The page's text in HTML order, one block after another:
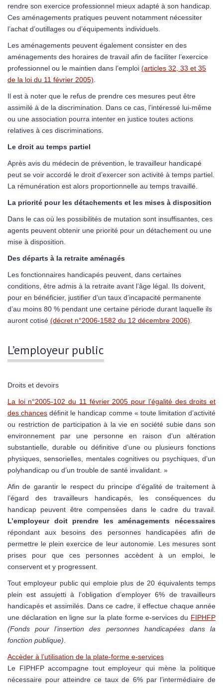
rendre son exercice professionnel mieux adapté à son handicap.
Ces aménagements pratiques peuvent notamment nécessiter
l’achat d’outillages ou d’équipements individuels.
Les aménagements peuvent également consister en des
aménagements des horaires de travail afin de faciliter l’exercice
professionnel ou le maintien dans l’emploi (articles 32, 33 et 35
de la loi du 11 février 2005)
Il est à noter que le refus de prendre ces mesures peut être
assimilé à de la discrimination. Dans ce cas, l’intéressé lui-même
ou une association pourra intenter en justice toutes actions
relatives à ces discriminations.
Le droit au temps partiel
Après avis du médecin de prévention, le travailleur handicapé
peut se voir accordé le droit d’exercer son activité à temps partiel.
La rémunération est alors proportionnelle au temps travaillé.
La priorité pour les détachements et les mises à disposition
Dans le cas où les possibilités de mutation sont insuffisantes, ces
agents peuvent obtenir une priorité pour un détachement ou une
mise à disposition.
Des départs à la retraite aménagés
Les fonctionnaires handicapés peuvent, dans certaines
conditions, être admis à la retraite avant l’âge légal. Ils doivent,
pour en bénéficier, justifier d’un taux d’incapacité permanente
d’au moins 80 % pendant une certaine période durant laquelle ils
auront cotisé (décret n°2006-1582 du 12 décembre 2006)
L’employeur public
Droits et devoirs
La loi n°2005-102 du 11 février 2005 pour l’égalité des droits et
des chances définit le handicap comme « toute limitation d’activité
ou restriction de participation à la vie en société subie dans son
environnement par une personne en raison d’un altération
substantielle, durable ou définitive d’une ou plusieurs fonctions
physiques, sensorielles, mentales cognitives ou psychiques, d’un
polyhandicap ou d’un trouble de santé invalidant. »
Afin de garantir le respect du principe d’égalité de traitement à
l’égard des travailleurs handicapés, les conséquences du
handicap peuvent être compensées dans le cadre du travail.
L’employeur doit prendre les aménagements nécessaires
répondant aux besoins des personnes handicapées afin de
permettre le plein exercice de leur autonomie. Les mesures sont
prises pour que ces personnes accèdent à un emploi, le
conservent et y progressent.
Tout employeur public qui emploie plus de 20 équivalents temps
plein est assujetti à l’obligation d’employer 6% de travailleurs
handicapés et assimilés. Dans ce cadre, il effectue chaque année
une déclaration en ligne sur la plate forme e-services du FIPHFP
(Fonds pour l’insertion des personnes handicapées dans la
fonction publique)
Accèder à l’utilisation de la plate-forme e-services
Le FIPHFP accompagne tout employeur qui mène la politique
nécessaire pour atteindre ce taux de 6% par l’intermédiaire de